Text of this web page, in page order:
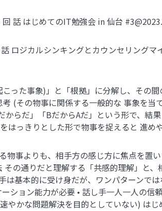
話 はじめてのIT勉強会 in 仙台 #
ロジカルシンキングとカウンセリング
った事象)」と「根拠」に分解し、その
(その物事に関係する⼀般的な 事象を
らだ」「BだからAだ」という形で、結
はっきりとした形で物事を捉えると 進
事よりも、相⼿⽅の感じ⽅に焦点を置
の通りだと理解する「共感的理解」と
は基本的に受け⾝だが、ワンパターンで
ション能⼒が必要 • 話し⼿⼀⼈⼀⼈の
やかな問題解決を⽬的としていない) は